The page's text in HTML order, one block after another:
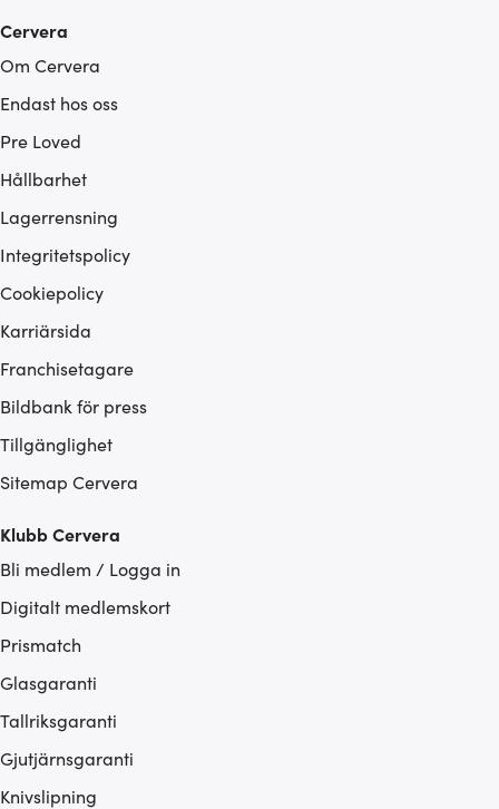
Cervera
Om Cervera
Endast hos oss
Pre Loved
Hållbarhet
Lagerrensning
Integritetspolicy
Cookiepolicy
Karriärsida
Franchisetagare
Bildbank för press
Tillgänglighet
Sitemap Cervera
Klubb Cervera
Bli medlem / Logga in
Digitalt medlemskort
Prismatch
Glasgaranti
Tallriksgaranti
Gjutjärnsgaranti
Knivslipning